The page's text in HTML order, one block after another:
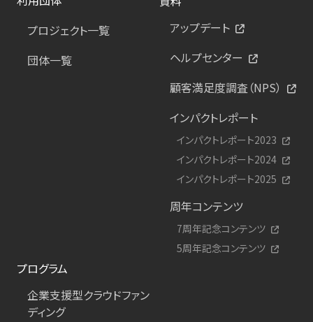
プロジェクト一覧
団体一覧
アップデート
ヘルプセンター
顧客満足度調査（NPS）
インパクトレポート
インパクトレポート2023
インパクトレポート2024
インパクトレポート2025
周年コンテンツ
7周年記念コンテンツ
5周年記念コンテンツ
プログラム
企業支援型クラウドファン
ディング